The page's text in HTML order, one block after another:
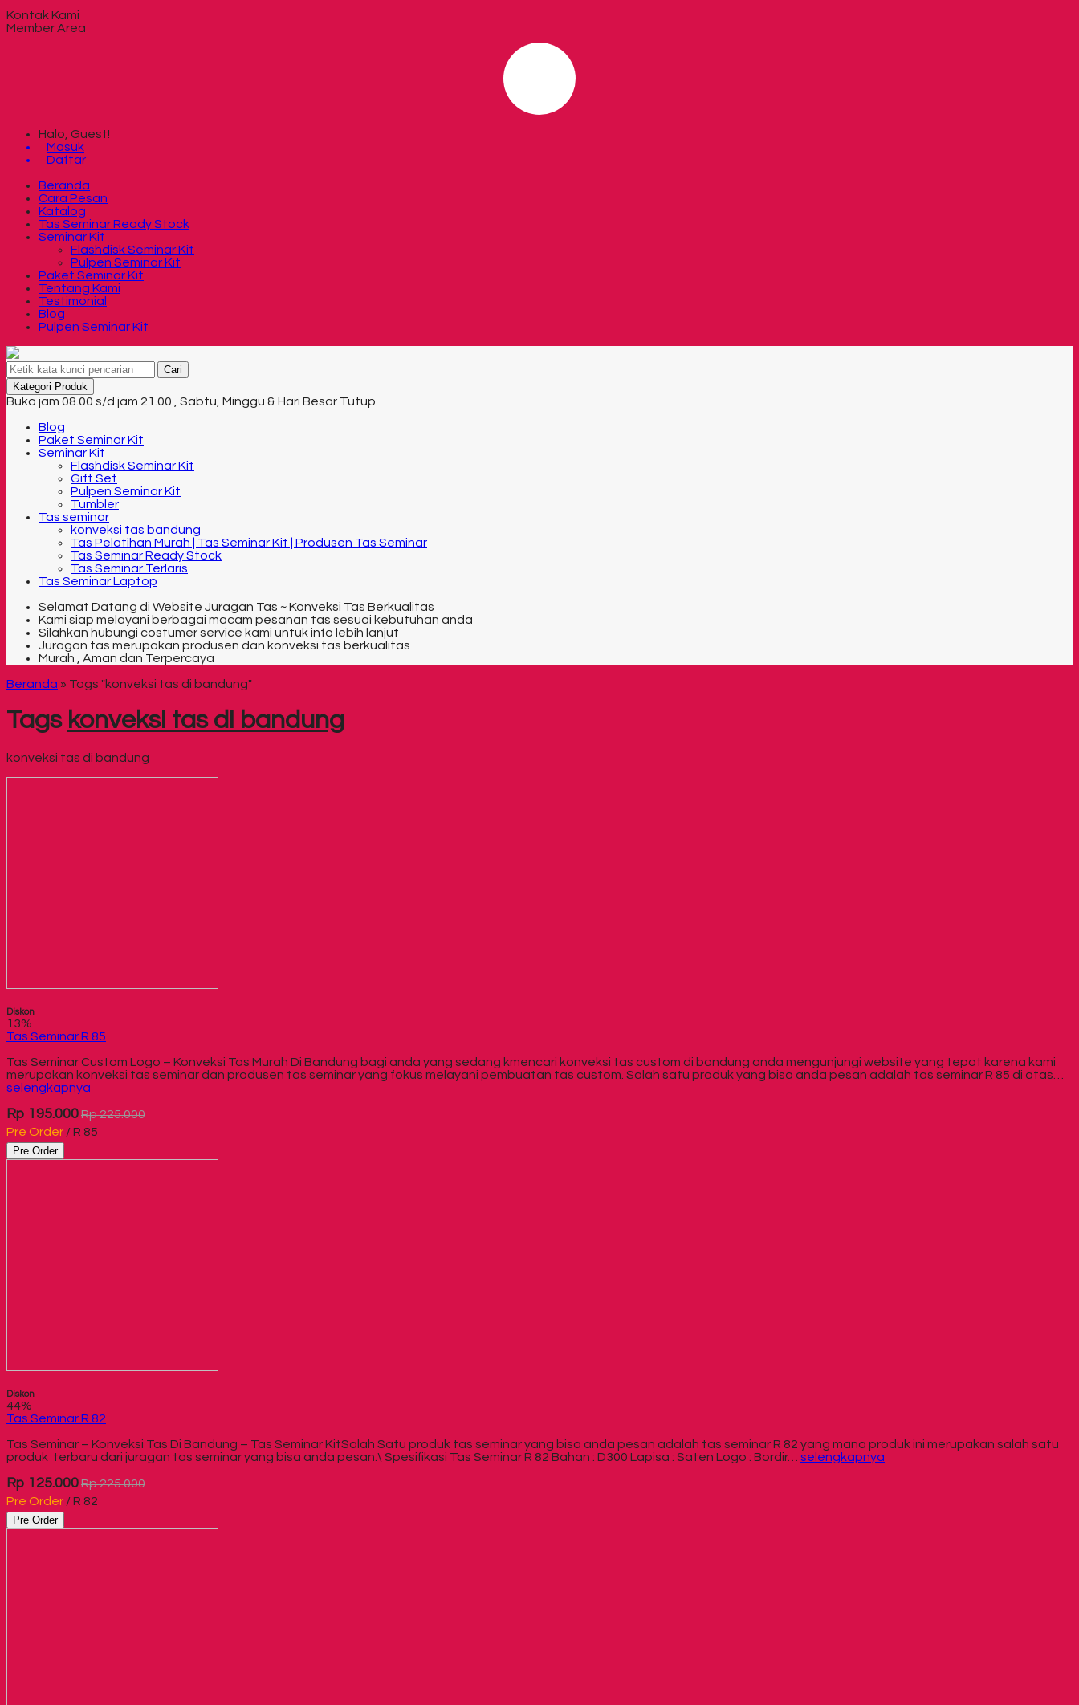
Kontak Kami
Member Area
Halo, Guest!
Masuk
Daftar
Beranda
Cara Pesan
Katalog
Tas Seminar Ready Stock
Seminar Kit
Flashdisk Seminar Kit
Pulpen Seminar Kit
Paket Seminar Kit
Tentang Kami
Testimonial
Blog
Pulpen Seminar Kit
Cari
Kategori Produk
Buka jam 08.00 s/d jam 21.00 , Sabtu, Minggu & Hari Besar Tutup
Blog
Paket Seminar Kit
Seminar Kit
Flashdisk Seminar Kit
Gift Set
Pulpen Seminar Kit
Tumbler
Tas seminar
konveksi tas bandung
Tas Pelatihan Murah | Tas Seminar Kit | Produsen Tas Seminar
Tas Seminar Ready Stock
Tas Seminar Terlaris
Tas Seminar Laptop
Selamat Datang di Website Juragan Tas ~ Konveksi Tas Berkualitas
Kami siap melayani berbagai macam pesanan tas sesuai kebutuhan anda
Silahkan hubungi costumer service kami untuk info lebih lanjut
Juragan tas merupakan produsen dan konveksi tas berkualitas
Murah , Aman dan Terpercaya
Beranda » Tags "konveksi tas di bandung"
Tags konveksi tas di bandung
konveksi tas di bandung
Diskon
13%
Tas Seminar R 85
Tas Seminar Custom Logo – Konveksi Tas Murah Di Bandung bagi anda yang sedang kmencari konveksi tas custom di bandung anda mengunjungi website yang tepat karena kami
merupakan konveksi tas seminar dan produsen tas seminar yang fokus melayani pembuatan tas custom. Salah satu produk yang bisa anda pesan adalah tas seminar R 85 di atas…
selengkapnya
Rp 195.000Rp 225.000
Pre Order / R 85
Pre Order
Diskon
44%
Tas Seminar R 82
Tas Seminar – Konveksi Tas Di Bandung – Tas Seminar KitSalah Satu produk tas seminar yang bisa anda pesan adalah tas seminar R 82 yang mana produk ini merupakan salah satu
produk terbaru dari juragan tas seminar yang bisa anda pesan.\ Spesifikasi Tas Seminar R 82 Bahan : D300 Lapisa : Saten Logo : Bordir… selengkapnya
Rp 125.000Rp 225.000
Pre Order / R 82
Pre Order